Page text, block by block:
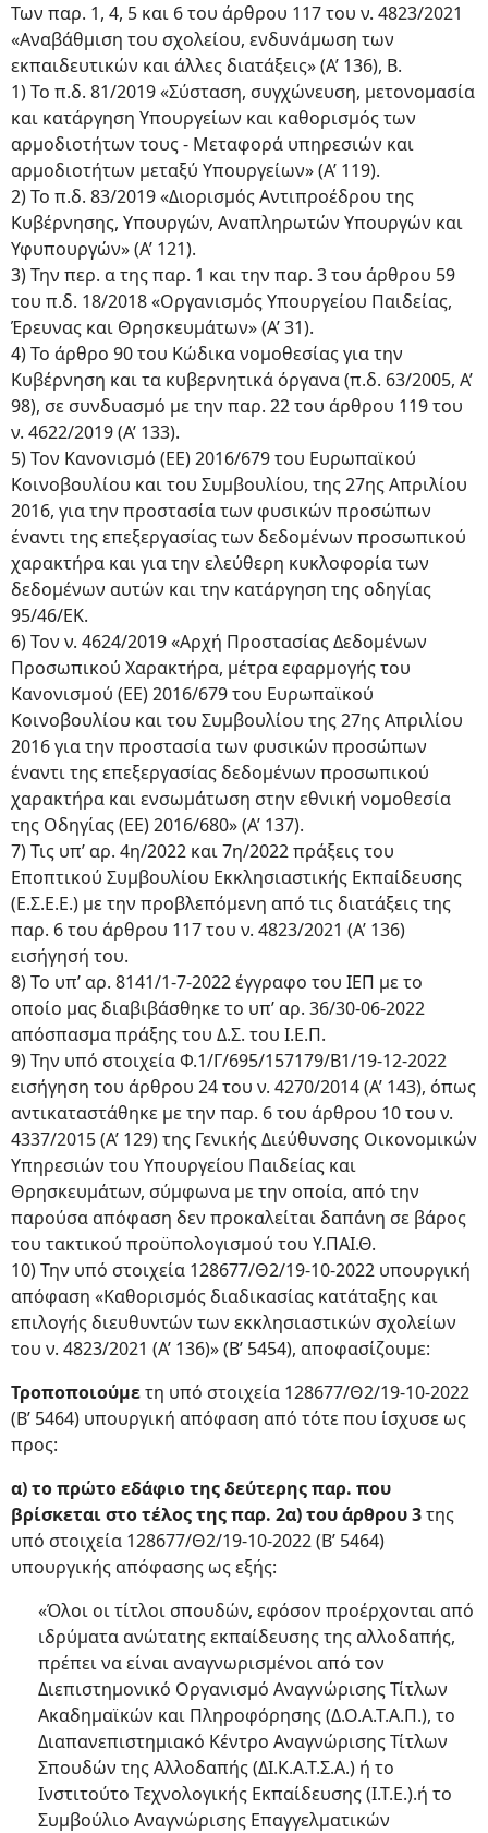
Των παρ. 1, 4, 5 και 6 του άρθρου 117 του ν. 4823/2021
«Αναβάθμιση του σχολείου, ενδυνάμωση των
εκπαιδευτικών και άλλες διατάξεις» (Α’ 136), Β.
1) Το π.δ. 81/2019 «Σύσταση, συγχώνευση, μετονομασία
και κατάργηση Υπουργείων και καθορισμός των
αρμοδιοτήτων τους - Μεταφορά υπηρεσιών και
αρμοδιοτήτων μεταξύ Υπουργείων» (Α’ 119).
2) Το π.δ. 83/2019 «Διορισμός Αντιπροέδρου της
Κυβέρνησης, Υπουργών, Αναπληρωτών Υπουργών και
Υφυπουργών» (Α’ 121).
3) Την περ. α της παρ. 1 και την παρ. 3 του άρθρου 59
του π.δ. 18/2018 «Οργανισμός Υπουργείου Παιδείας,
Έρευνας και Θρησκευμάτων» (Α’ 31).
4) Το άρθρο 90 του Κώδικα νομοθεσίας για την
Κυβέρνηση και τα κυβερνητικά όργανα (π.δ. 63/2005, Α’
98), σε συνδυασμό με την παρ. 22 του άρθρου 119 του
ν. 4622/2019 (Α’ 133).
5) Τον Κανονισμό (ΕΕ) 2016/679 του Ευρωπαϊκού
Κοινοβουλίου και του Συμβουλίου, της 27ης Απριλίου
2016, για την προστασία των φυσικών προσώπων
έναντι της επεξεργασίας των δεδομένων προσωπικού
χαρακτήρα και για την ελεύθερη κυκλοφορία των
δεδομένων αυτών και την κατάργηση της οδηγίας
95/46/ΕΚ.
6) Τον ν. 4624/2019 «Αρχή Προστασίας Δεδομένων
Προσωπικού Χαρακτήρα, μέτρα εφαρμογής του
Κανονισμού (ΕΕ) 2016/679 του Ευρωπαϊκού
Κοινοβουλίου και του Συμβουλίου της 27ης Απριλίου
2016 για την προστασία των φυσικών προσώπων
έναντι της επεξεργασίας δεδομένων προσωπικού
χαρακτήρα και ενσωμάτωση στην εθνική νομοθεσία
της Οδηγίας (ΕΕ) 2016/680» (Α’ 137).
7) Τις υπ’ αρ. 4η/2022 και 7η/2022 πράξεις του
Εποπτικού Συμβουλίου Εκκλησιαστικής Εκπαίδευσης
(Ε.Σ.Ε.Ε.) με την προβλεπόμενη από τις διατάξεις της
παρ. 6 του άρθρου 117 του ν. 4823/2021 (Α’ 136)
εισήγησή του.
8) Το υπ’ αρ. 8141/1-7-2022 έγγραφο του ΙΕΠ με το
οποίο μας διαβιβάσθηκε το υπ’ αρ. 36/30-06-2022
απόσπασμα πράξης του Δ.Σ. του Ι.Ε.Π.
9) Την υπό στοιχεία Φ.1/Γ/695/157179/B1/19-12-2022
εισήγηση του άρθρου 24 του ν. 4270/2014 (Α’ 143), όπως
αντικαταστάθηκε με την παρ. 6 του άρθρου 10 του ν.
4337/2015 (Α’ 129) της Γενικής Διεύθυνσης Οικονομικών
Υπηρεσιών του Υπουργείου Παιδείας και
Θρησκευμάτων, σύμφωνα με την οποία, από την
παρούσα απόφαση δεν προκαλείται δαπάνη σε βάρος
του τακτικού προϋπολογισμού του Υ.ΠΑΙ.Θ.
10) Την υπό στοιχεία 128677/Θ2/19-10-2022 υπουργική
απόφαση «Καθορισμός διαδικασίας κατάταξης και
επιλογής διευθυντών των εκκλησιαστικών σχολείων
του ν. 4823/2021 (Α’ 136)» (Β’ 5454), αποφασίζουμε:
Τροποποιούμετη υπό στοιχεία 128677/Θ2/19-10-2022
(Β’ 5464) υπουργική απόφαση από τότε που ίσχυσε ως
προς:
α) το πρώτο εδάφιο της δεύτερης παρ. που
βρίσκεται στο τέλος της παρ. 2α) του άρθρου 3της
υπό στοιχεία 128677/Θ2/19-10-2022 (Β’ 5464)
υπουργικής απόφασης ως εξής:
«Όλοι οι τίτλοι σπουδών, εφόσον προέρχονται από
ιδρύματα ανώτατης εκπαίδευσης της αλλοδαπής,
πρέπει να είναι αναγνωρισμένοι από τον
Διεπιστημονικό Οργανισμό Αναγνώρισης Τίτλων
Ακαδημαϊκών και Πληροφόρησης (Δ.Ο.Α.Τ.Α.Π.), το
Διαπανεπιστημιακό Κέντρο Αναγνώρισης Τίτλων
Σπουδών της Αλλοδαπής (ΔΙ.Κ.Α.Τ.Σ.Α.) ή το
Ινστιτούτο Τεχνολογικής Εκπαίδευσης (Ι.Τ.Ε.).ή το
Συμβούλιο Αναγνώρισης Επαγγελματικών